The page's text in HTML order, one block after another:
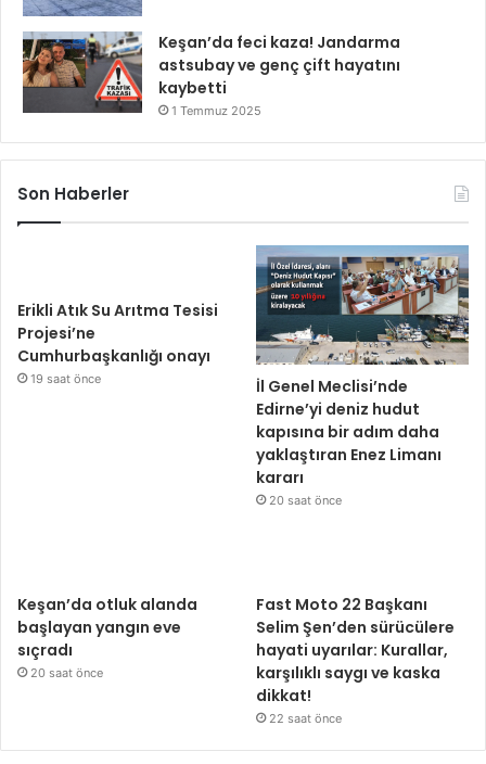
Keşan’da feci kaza! Jandarma
astsubay ve genç çift hayatını
kaybetti
1 Temmuz 2025
Son Haberler
Erikli Atık Su Arıtma Tesisi
Projesi’ne
Cumhurbaşkanlığı onayı
19 saat önce
İl Genel Meclisi’nde
Edirne’yi deniz hudut
kapısına bir adım daha
yaklaştıran Enez Limanı
kararı
20 saat önce
Keşan’da otluk alanda
başlayan yangın eve
sıçradı
20 saat önce
Fast Moto 22 Başkanı
Selim Şen’den sürücülere
hayati uyarılar: Kurallar,
karşılıklı saygı ve kaska
dikkat!
22 saat önce